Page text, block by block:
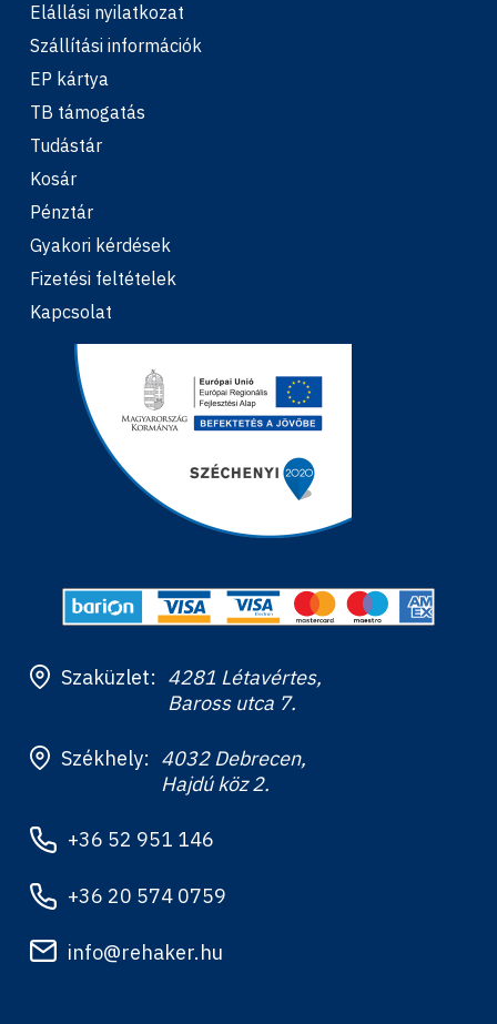
Elállási nyilatkozat
Szállítási információk
EP kártya
TB támogatás
Tudástár
Kosár
Pénztár
Gyakori kérdések
Fizetési feltételek
Kapcsolat
Szaküzlet: 4281 Létavértes,
Baross utca 7.
Székhely: 4032 Debrecen,
Hajdú köz 2.
+36 52 951 146
+36 20 574 0759
info@rehaker.hu